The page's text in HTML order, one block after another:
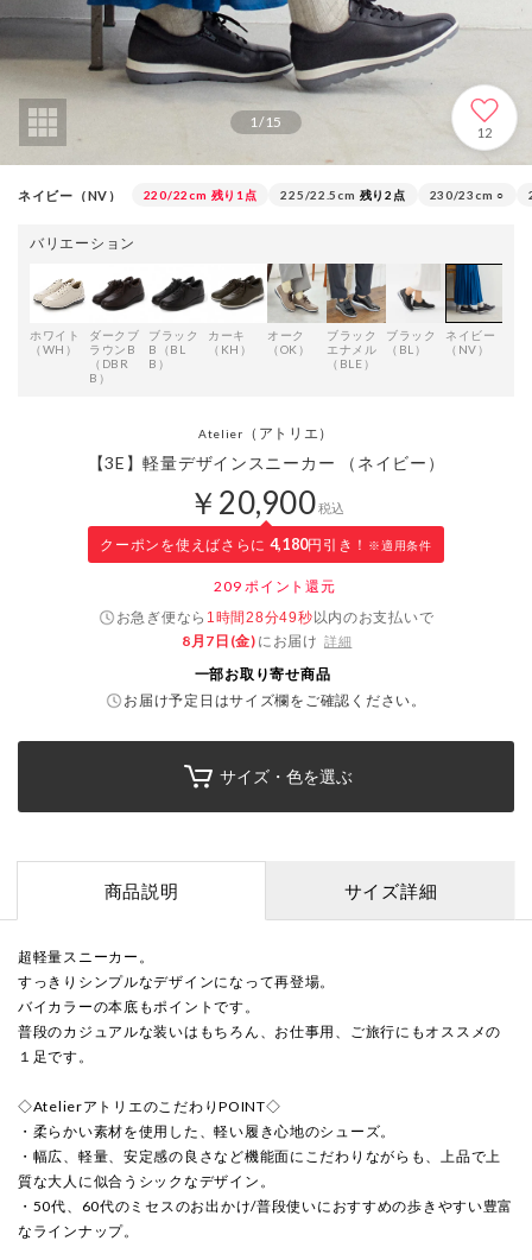
1/15
12
ネイビー（NV） 220/22cm 残り1点 225/22.5cm 残り2点 230/23cm ○
バリエーション
ホワイト
（WH）
ダークブ
ラウンB
（DBR
B）
ブラック
B（BL
B）
カーキ
（KH）
オーク
（OK）
ブラック
エナメル
（BLE）
ブラック
（BL）
ネイビー
（NV）
Atelier （アトリエ）
【3E】軽量デザインスニーカー （ネイビー）
￥20,900税込
クーポンを使えばさらに 4,180円引き！ ※適用条件
209 ポイント還元
お急ぎ便なら 1時間28分49秒以内のお支払いで
8月7日(金) にお届け 詳細
一部お取り寄せ商品
お届け予定日はサイズ欄をご確認ください。
サイズ・色を選ぶ
商品説明 サイズ詳細
超軽量スニーカー。
すっきりシンプルなデザインになって再登場。
バイカラーの本底もポイントです。
普段のカジュアルな装いはもちろん、お仕事用、ご旅行にもオススメの
１足です。
◇AtelierアトリエのこだわりPOINT◇
・柔らかい素材を使用した、軽い履き心地のシューズ。
・幅広、軽量、安定感の良さなど機能面にこだわりながらも、上品で上
質な大人に似合うシックなデザイン。
・50代、60代のミセスのお出かけ/普段使いにおすすめの歩きやすい豊富
なラインナップ。